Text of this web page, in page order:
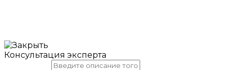
Консультация эксперта